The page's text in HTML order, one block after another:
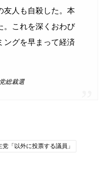
友人も自殺した。本
。これを深くおわび
ングを早まって経済
総裁選
党「以外に投票する議員」